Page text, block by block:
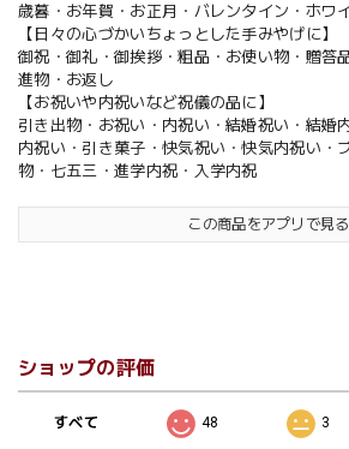
歳暮・お年賀・お正月・バレンタイン・ホワ
【日々の心づかいちょっとした手みやげに】
御祝・御礼・御挨拶・粗品・お使い物・贈答
進物・お返し
【お祝いや内祝いなど祝儀の品に】
引き出物・お祝い・内祝い・結婚祝い・結婚
内祝い・引き菓子・快気祝い・快気内祝い・
物・七五三・進学内祝・入学内祝
この商品をアプリで見る
ショップの評価
すべて 48 3